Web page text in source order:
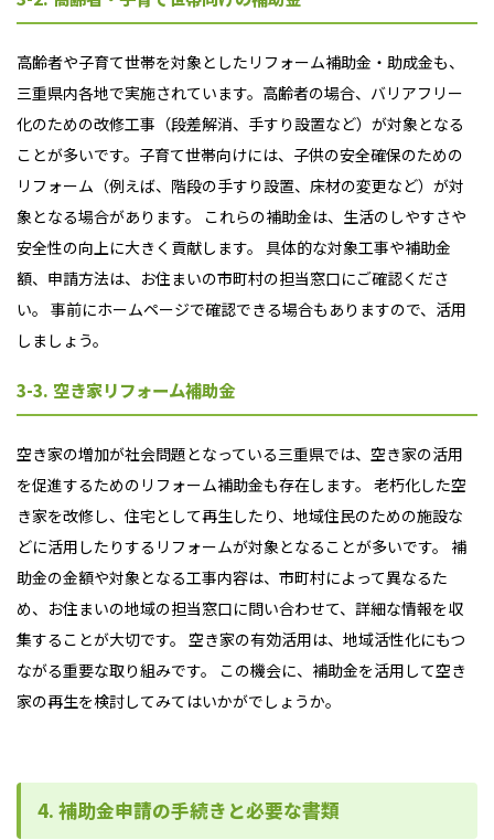
高齢者や子育て世帯を対象としたリフォーム補助金・助成金も、
三重県内各地で実施されています。高齢者の場合、バリアフリー
化のための改修工事（段差解消、手すり設置など）が対象となる
ことが多いです。子育て世帯向けには、子供の安全確保のための
リフォーム（例えば、階段の手すり設置、床材の変更など）が対
象となる場合があります。 これらの補助金は、生活のしやすさや
安全性の向上に大きく貢献します。 具体的な対象工事や補助金
額、申請方法は、お住まいの市町村の担当窓口にご確認くださ
い。 事前にホームページで確認できる場合もありますので、活用
しましょう。
3-3. 空き家リフォーム補助金
空き家の増加が社会問題となっている三重県では、空き家の活用
を促進するためのリフォーム補助金も存在します。 老朽化した空
き家を改修し、住宅として再生したり、地域住民のための施設な
どに活用したりするリフォームが対象となることが多いです。 補
助金の金額や対象となる工事内容は、市町村によって異なるた
め、お住まいの地域の担当窓口に問い合わせて、詳細な情報を収
集することが大切です。 空き家の有効活用は、地域活性化にもつ
ながる重要な取り組みです。 この機会に、補助金を活用して空き
家の再生を検討してみてはいかがでしょうか。
4. 補助金申請の手続きと必要な書類